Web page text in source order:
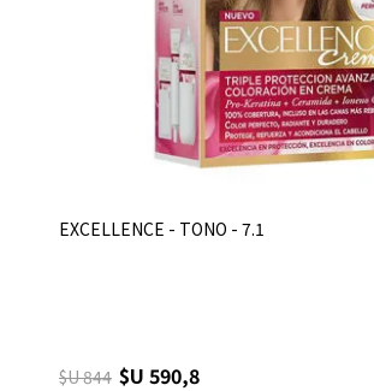
EXCELLENCE - TONO - 7.1
$U 844 $U 590,8